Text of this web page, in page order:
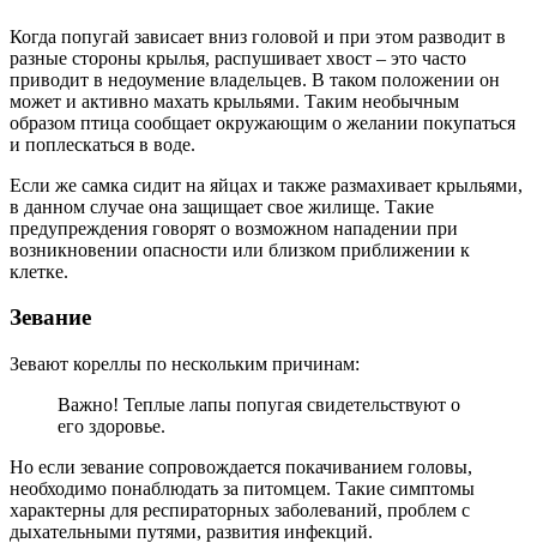
Когда попугай зависает вниз головой и при этом разводит в
разные стороны крылья, распушивает хвост – это часто
приводит в недоумение владельцев. В таком положении он
может и активно махать крыльями. Таким необычным
образом птица сообщает окружающим о желании покупаться
и поплескаться в воде.
Если же самка сидит на яйцах и также размахивает крыльями,
в данном случае она защищает свое жилище. Такие
предупреждения говорят о возможном нападении при
возникновении опасности или близком приближении к
клетке.
Зевание
Зевают кореллы по нескольким причинам:
Важно! Теплые лапы попугая свидетельствуют о
его здоровье.
Но если зевание сопровождается покачиванием головы,
необходимо понаблюдать за питомцем. Такие симптомы
характерны для респираторных заболеваний, проблем с
дыхательными путями, развития инфекций.